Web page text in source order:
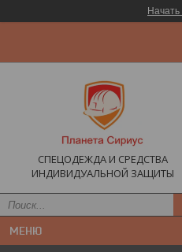
СПЕЦОДЕЖДА И СРЕДСТВА
ИНДИВИДУАЛЬНОЙ ЗАЩИТЫ